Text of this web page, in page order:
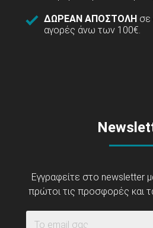
ΔΩΡΕΑΝ ΑΠΟΣΤΟΛΗ σε
αγορές άνω των 100€.
Εγγραφείτε στο newsletter
πρώτοι τις προσφορές και